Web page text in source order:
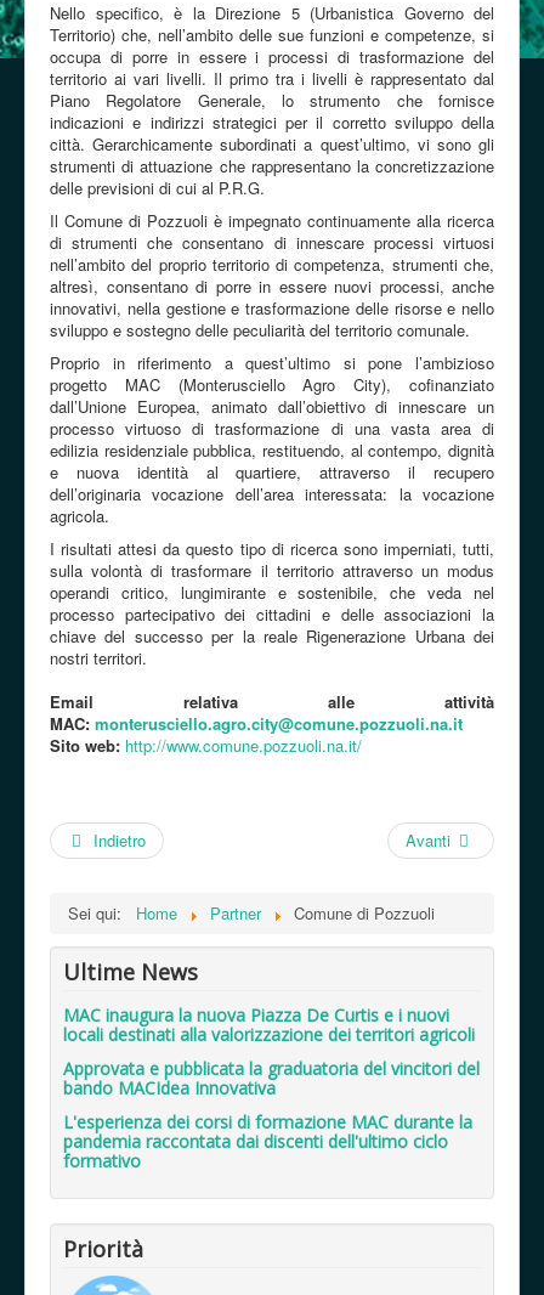
Nello specifico, è la Direzione 5 (Urbanistica Governo del
Territorio) che, nell’ambito delle sue funzioni e competenze, si
occupa di porre in essere i processi di trasformazione del
territorio ai vari livelli. Il primo tra i livelli è rappresentato dal
Piano Regolatore Generale, lo strumento che fornisce
indicazioni e indirizzi strategici per il corretto sviluppo della
città. Gerarchicamente subordinati a quest’ultimo, vi sono gli
strumenti di attuazione che rappresentano la concretizzazione
delle previsioni di cui al P.R.G.
Il Comune di Pozzuoli è impegnato continuamente alla ricerca
di strumenti che consentano di innescare processi virtuosi
nell’ambito del proprio territorio di competenza, strumenti che,
altresì, consentano di porre in essere nuovi processi, anche
innovativi, nella gestione e trasformazione delle risorse e nello
sviluppo e sostegno delle peculiarità del territorio comunale.
Proprio in riferimento a quest’ultimo si pone l’ambizioso
progetto MAC (Monterusciello Agro City), cofinanziato
dall’Unione Europea, animato dall’obiettivo di innescare un
processo virtuoso di trasformazione di una vasta area di
edilizia residenziale pubblica, restituendo, al contempo, dignità
e nuova identità al quartiere, attraverso il recupero
dell’originaria vocazione dell’area interessata: la vocazione
agricola.
I risultati attesi da questo tipo di ricerca sono imperniati, tutti,
sulla volontà di trasformare il territorio attraverso un modus
operandi critico, lungimirante e sostenibile, che veda nel
processo partecipativo dei cittadini e delle associazioni la
chiave del successo per la reale Rigenerazione Urbana dei
nostri territori.
Email relativa alle attività
MAC: monterusciello.agro.city@comune.pozzuoli.na.it
Sito web: http://www.comune.pozzuoli.na.it/
Indietro Avanti
Sei qui: Home Partner Comune di Pozzuoli
Ultime News
MAC inaugura la nuova Piazza De Curtis e i nuovi
locali destinati alla valorizzazione dei territori agricoli
Approvata e pubblicata la graduatoria del vincitori del
bando MACIdea Innovativa
L'esperienza dei corsi di formazione MAC durante la
pandemia raccontata dai discenti dell'ultimo ciclo
formativo
Priorità